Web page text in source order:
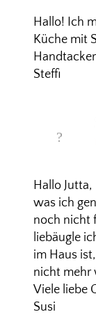
Hallo! Ich
Küche mit
Steffi
Hallo Jutta,
was ich
noch nicht
liebäugle
im Haus
nicht mehr
Viele liebe
Susi